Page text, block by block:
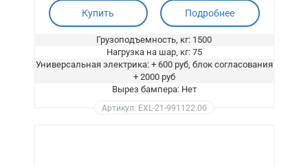
Купить Подробнее
Грузоподъемность, кг: 1500
Нагрузка на шар, кг: 75
Универсальная электрика: + 600 руб, блок согласования
+ 2000 руб
Вырез бампера: Нет
Артикул: EXL-21-991122.00